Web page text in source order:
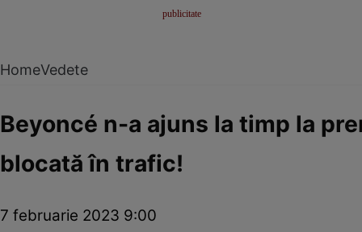
HomeVedete
Beyoncé n-a ajuns la timp la
blocată în trafic!
7 februarie 2023 9:00